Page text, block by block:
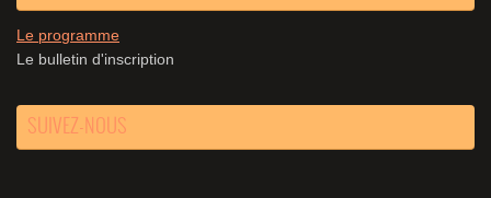
Le programme
Le bulletin d'inscription
SUIVEZ-NOUS